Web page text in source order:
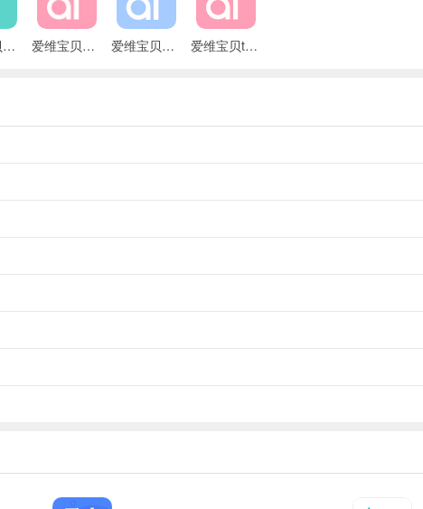
感受办学特色。
，增加知名度。
与成长档案报告，助力园所实现科学保教管理。
管理，降本增效。
爱维宝贝园长版app官方版 爱维宝贝手机版 爱维宝贝教师端 爱维宝贝tv版